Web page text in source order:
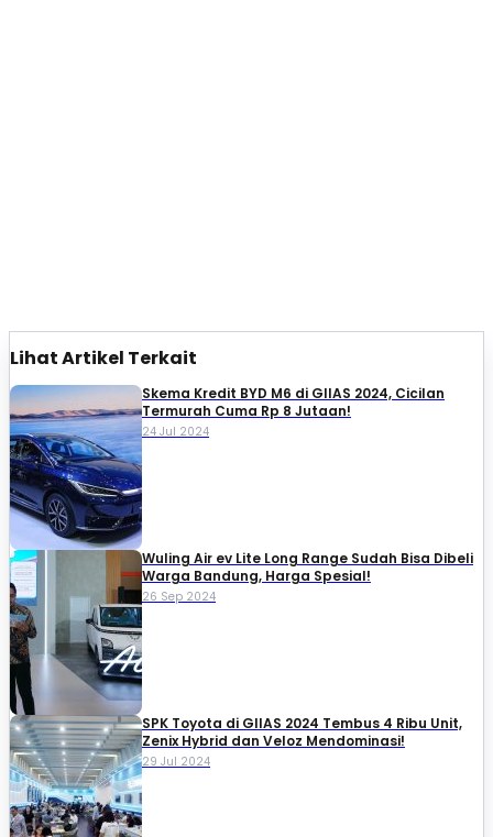
Lihat Artikel Terkait
Skema Kredit BYD M6 di GIIAS 2024, Cicilan
Termurah Cuma Rp 8 Jutaan!
24 Jul 2024
Wuling Air ev Lite Long Range Sudah Bisa Dibeli
Warga Bandung, Harga Spesial!
26 Sep 2024
SPK Toyota di GIIAS 2024 Tembus 4 Ribu Unit,
Zenix Hybrid dan Veloz Mendominasi!
29 Jul 2024